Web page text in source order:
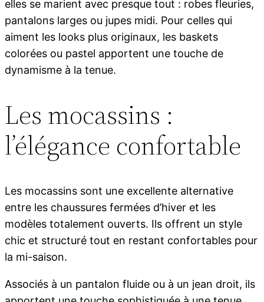
elles se marient avec presque tout : robes fleuries,
pantalons larges ou jupes midi. Pour celles qui
aiment les looks plus originaux, les baskets
colorées ou pastel apportent une touche de
dynamisme à la tenue.
Les mocassins :
l’élégance confortable
Les mocassins sont une excellente alternative
entre les chaussures fermées d’hiver et les
modèles totalement ouverts. Ils offrent un style
chic et structuré tout en restant confortables pour
la mi-saison.
Associés à un pantalon fluide ou à un jean droit, ils